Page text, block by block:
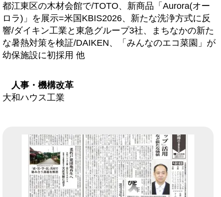
都江東区の木材会館で/TOTO、新商品「Aurora(オー
ロラ)」を展示=米国KBIS2026、新たな洗浄方式に反
響/ダイキン工業と東急グループ3社、まちなかの新た
な暑熱対策を検証/DAIKEN、「みんなのエコ菜園」が
幼保施設に初採用 他
人事・機構改革
大和ハウス工業